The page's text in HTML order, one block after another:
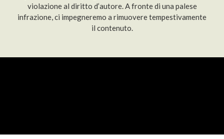
violazione al diritto d’autore. A fronte di una palese
infrazione, ci impegneremo a rimuovere tempestivamente
il contenuto.